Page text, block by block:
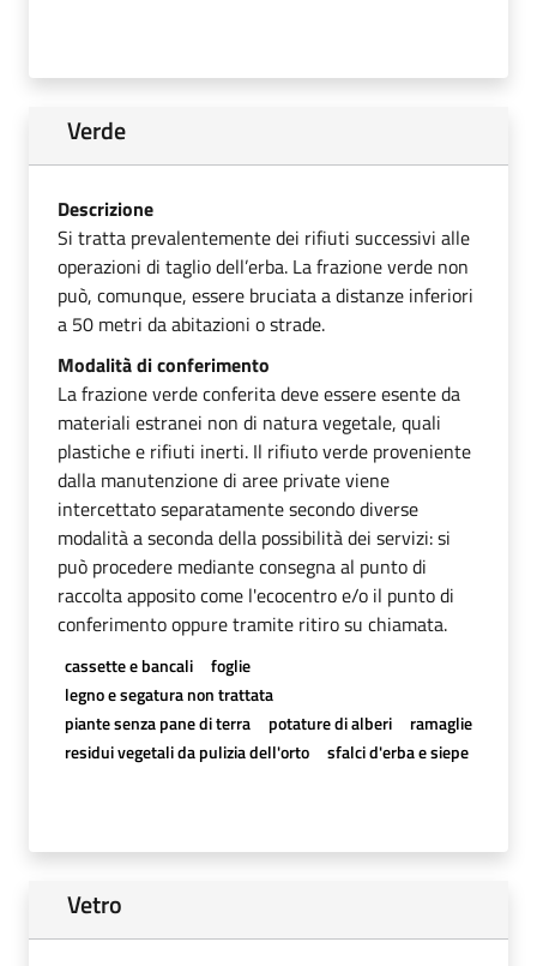
Verde
Descrizione
Si tratta prevalentemente dei rifiuti successivi alle
operazioni di taglio dell’erba. La frazione verde non
può, comunque, essere bruciata a distanze inferiori
a 50 metri da abitazioni o strade.
Modalità di conferimento
La frazione verde conferita deve essere esente da
materiali estranei non di natura vegetale, quali
plastiche e rifiuti inerti. Il rifiuto verde proveniente
dalla manutenzione di aree private viene
intercettato separatamente secondo diverse
modalità a seconda della possibilità dei servizi: si
può procedere mediante consegna al punto di
raccolta apposito come l'ecocentro e/o il punto di
conferimento oppure tramite ritiro su chiamata.
cassette e bancali
foglie
legno e segatura non trattata
piante senza pane di terra
potature di alberi
ramaglie
residui vegetali da pulizia dell'orto
sfalci d'erba e siepe
Vetro